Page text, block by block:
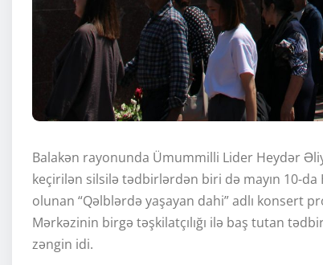
Balakən rayonunda Ümummilli Lider Heydər
keçirilən silsilə tədbirlərdən biri də mayın 10-
olunan “Qəlblərdə yaşayan dahi” adlı konsert
Mərkəzinin birgə təşkilatçılığı ilə baş tutan
zəngin idi.